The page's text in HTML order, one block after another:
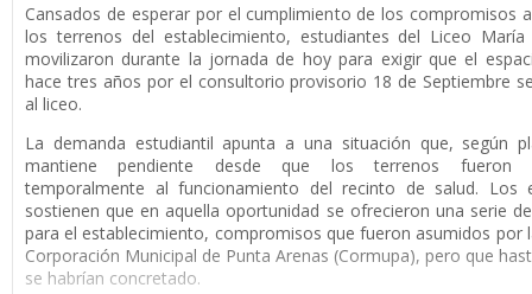
Cansados de esperar por el cumplimiento de los compromisos
los terrenos del establecimiento, estudiantes del Liceo
movilizaron durante la jornada de hoy para exigir que el
hace tres años por el consultorio provisorio 18 de Septiembre
al liceo.
La demanda estudiantil apunta a una situación que, según
mantiene pendiente desde que los terrenos fueron
temporalmente al funcionamiento del recinto de salud. Los
sostienen que en aquella oportunidad se ofrecieron una serie
para el establecimiento, compromisos que fueron asumidos por
Corporación Municipal de Punta Arenas (Cormupa), pero que
se habrían concretado.